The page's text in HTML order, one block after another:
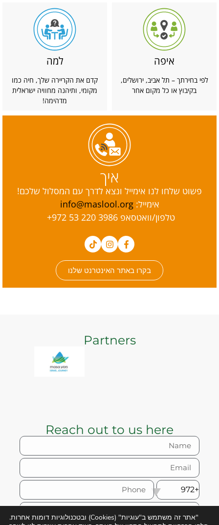
איפה
לפי בחירתך – תל אביב, ירושלים,
בקיבוץ או כל מקום אחר
למה
קדם את הקריירה שלך, חיה כמו
מקומי, ותיהנה מחוויה ישראלית
מדהימה!
איך
פשוט שלחו לנו אימייל ונצא לדרך עם המסלול שלכם!
אימייל:info@maslool.org
טלפון/וואטסאפ ‎+972 53 220 3986
בקרו באתר האינטרנט שלנו
Partners
Reach out to us here
+972
"אתר זה משתמש ב"עוגיות" (Cookies) ובטכנולוגיות דומות אחרות.